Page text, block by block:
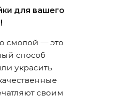
для вашего
смолой — это
способ
украсить
своим